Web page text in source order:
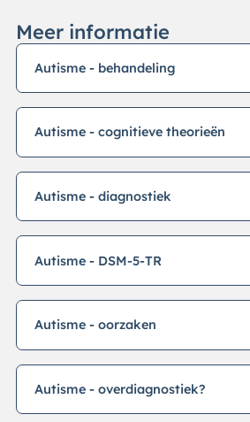
Meer informatie
Autisme - behandeling
Autisme - cognitieve theorieën
Autisme - diagnostiek
Autisme - DSM-5-TR
Autisme - oorzaken
Autisme - overdiagnostiek?